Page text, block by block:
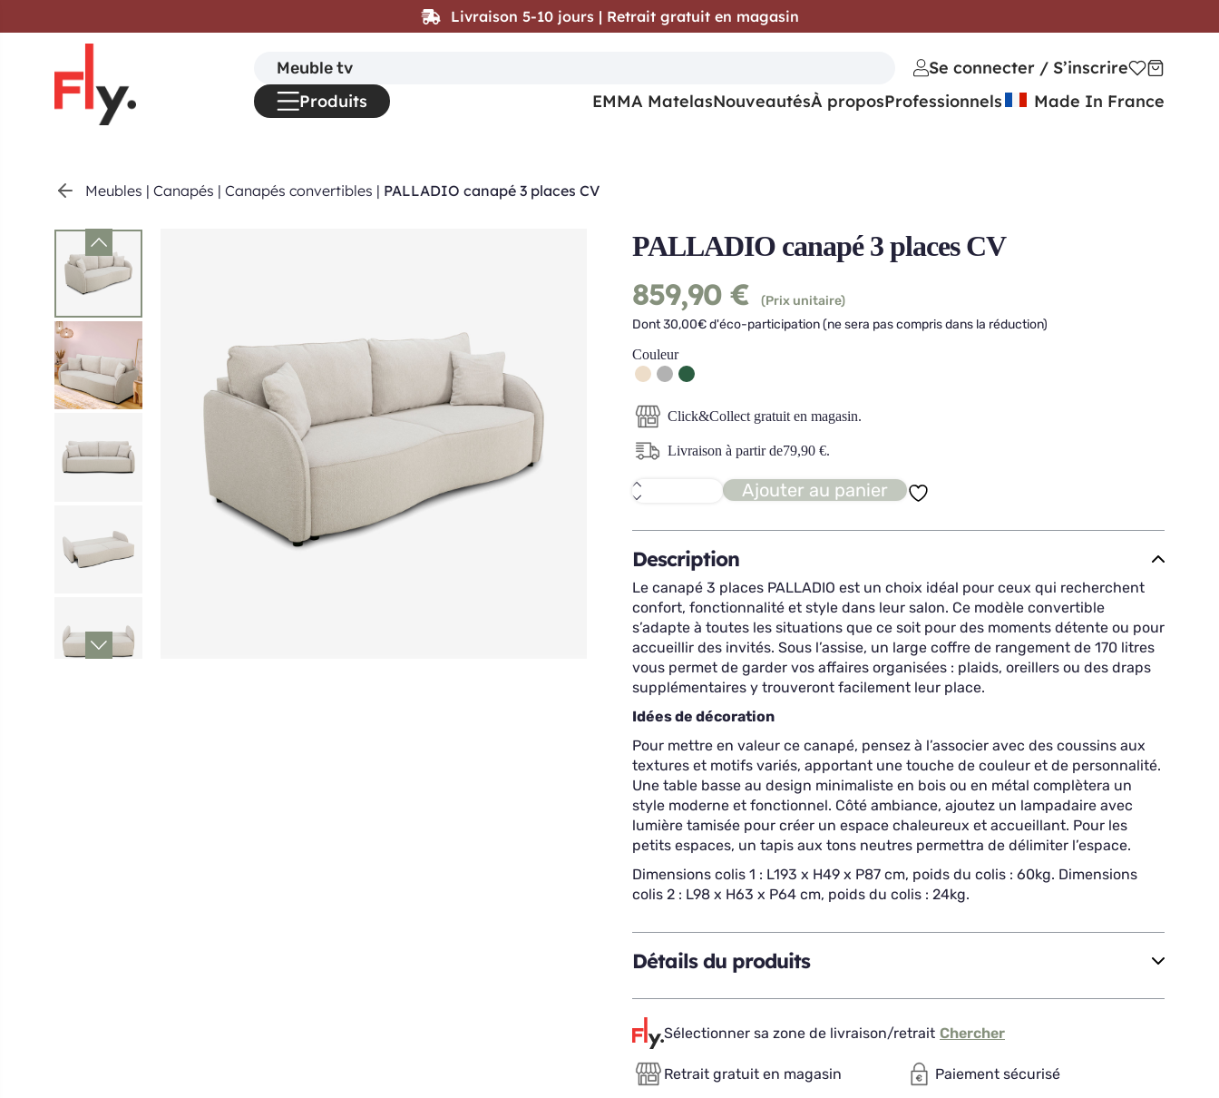
Meubles | Canapés | Canapés convertibles | PALLADIO canapé 3 places CV
PALLADIO canapé 3 places CV
859,90 €
(Prix unitaire)
Dont 30,00€ d'éco-participation (ne sera pas compris dans la réduction)
Couleur
Click&Collect gratuit en magasin.
Livraison à partir de79,90 €.
quantité
de
canapé
3
places
CV
Ajouter au panier
Description
Le canapé 3 places PALLADIO est un choix idéal pour ceux qui recherchent
confort, fonctionnalité et style dans leur salon. Ce modèle convertible
s’adapte à toutes les situations que ce soit pour des moments détente ou pour
accueillir des invités. Sous l’assise, un large coffre de rangement de 170 litres
vous permet de garder vos affaires organisées : plaids, oreillers ou des draps
supplémentaires y trouveront facilement leur place.
Idées de décoration
Pour mettre en valeur ce canapé, pensez à l’associer avec des coussins aux
textures et motifs variés, apportant une touche de couleur et de personnalité.
Une table basse au design minimaliste en bois ou en métal complètera un
style moderne et fonctionnel. Côté ambiance, ajoutez un lampadaire avec
lumière tamisée pour créer un espace chaleureux et accueillant. Pour les
petits espaces, un tapis aux tons neutres permettra de délimiter l’espace.
Dimensions colis 1 : L193 x H49 x P87 cm, poids du colis : 60kg. Dimensions
colis 2 : L98 x H63 x P64 cm, poids du colis : 24kg.
Détails du produits
Sélectionner sa zone de livraison/retrait Chercher
Retrait gratuit en magasin Paiement sécurisé
Livraison 5-10 jours | Retrait gratuit en magasin
Search
for:
Se connecter / S’inscrire
Produits
EMMA MatelasNouveautésÀ proposProfessionnels Made In France